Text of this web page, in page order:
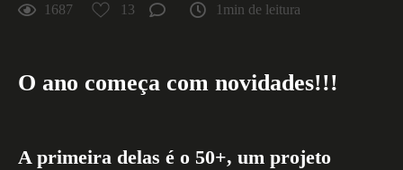
1687 13 1min de leitura
O ano começa com novidades!!!
A primeira delas é o 50+, um projeto